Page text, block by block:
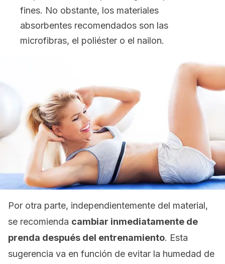
fines. No obstante, los materiales
absorbentes recomendados son las
microfibras, el poliéster o el nailon.
Por otra parte, independientemente del material,
se recomienda cambiar inmediatamente de
prenda después del entrenamiento. Esta
sugerencia va en función de evitar la humedad de